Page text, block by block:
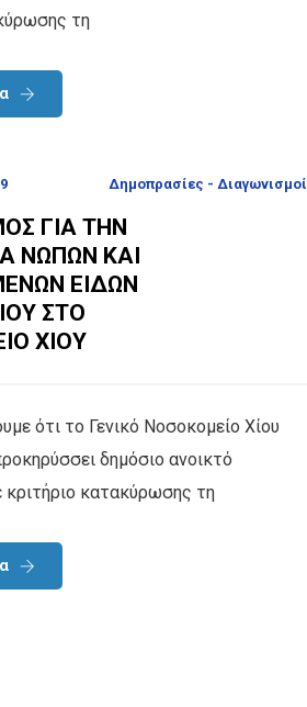
τη
Δημοπρασίες - Διαγωνισμοί
ΓΙΑ ΤΗΝ
ΝΩΠΩΝ ΚΑΙ
ΕΙΔΩΝ
ΣΤΟ
ΧΙΟΥ
ότι το Γενικό Νοσοκομείο Χίου
δημόσιο ανοικτό
κριτήριο κατακύρωσης τη